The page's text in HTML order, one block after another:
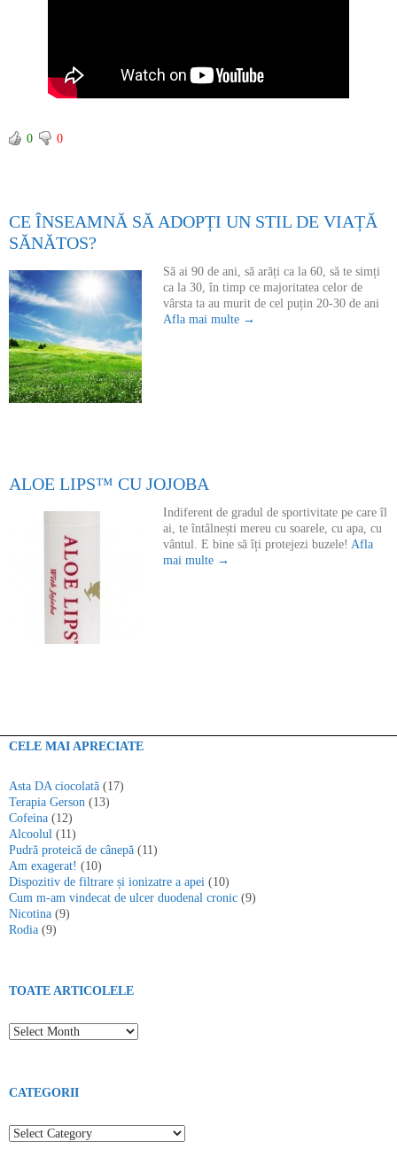
0 0
CE ÎNSEAMNĂ SĂ ADOPȚI UN STIL DE VIAȚĂ
SĂNĂTOS?
Să ai 90 de ani, să arăți ca la 60, să te simți
ca la 30, în timp ce majoritatea celor de
vârsta ta au murit de cel puțin 20-30 de ani
Afla mai multe →
ALOE LIPS™ CU JOJOBA
Indiferent de gradul de sportivitate pe care îl
ai, te întâlnești mereu cu soarele, cu apa, cu
vântul. E bine să îți protejezi buzele! Afla
mai multe →
CELE MAI APRECIATE
Asta DA ciocolată (17)
Terapia Gerson (13)
Cofeina (12)
Alcoolul (11)
Pudră proteică de cânepă (11)
Am exagerat! (10)
Dispozitiv de filtrare și ionizatre a apei (10)
Cum m-am vindecat de ulcer duodenal cronic (9)
Nicotina (9)
Rodia (9)
TOATE ARTICOLELE
Toate articolele
CATEGORII
Categorii